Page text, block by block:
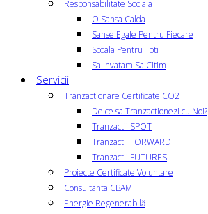
Responsabilitate Sociala
O Sansa Calda
Sanse Egale Pentru Fiecare
Scoala Pentru Toti
Sa Invatam Sa Citim
Servicii
Tranzactionare Certificate CO2
De ce sa Tranzactionezi cu Noi?
Tranzactii SPOT
Tranzactii FORWARD
Tranzactii FUTURES
Proiecte Certificate Voluntare
Consultanta CBAM
Energie Regenerabilă